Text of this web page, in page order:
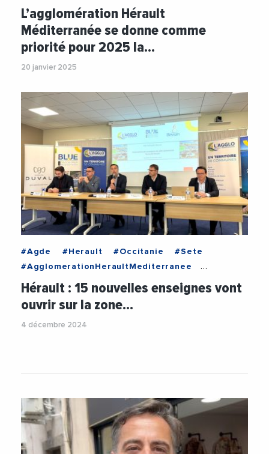
#Agriculture
#Culture
#Environnement
#GillesDEttore
#Videos
L’agglomération Hérault
Méditerranée se donne comme
priorité pour 2025 la…
20 janvier 2025
#Agde #Herault #Occitanie
#Sete
#AgglomerationHeraultMediterranee
#BlueInvest
#SebastienFrey
#Urbanisme
#ZoneCommerciale
Hérault : 15 nouvelles enseignes vont
ouvrir sur la zone…
4 décembre 2024